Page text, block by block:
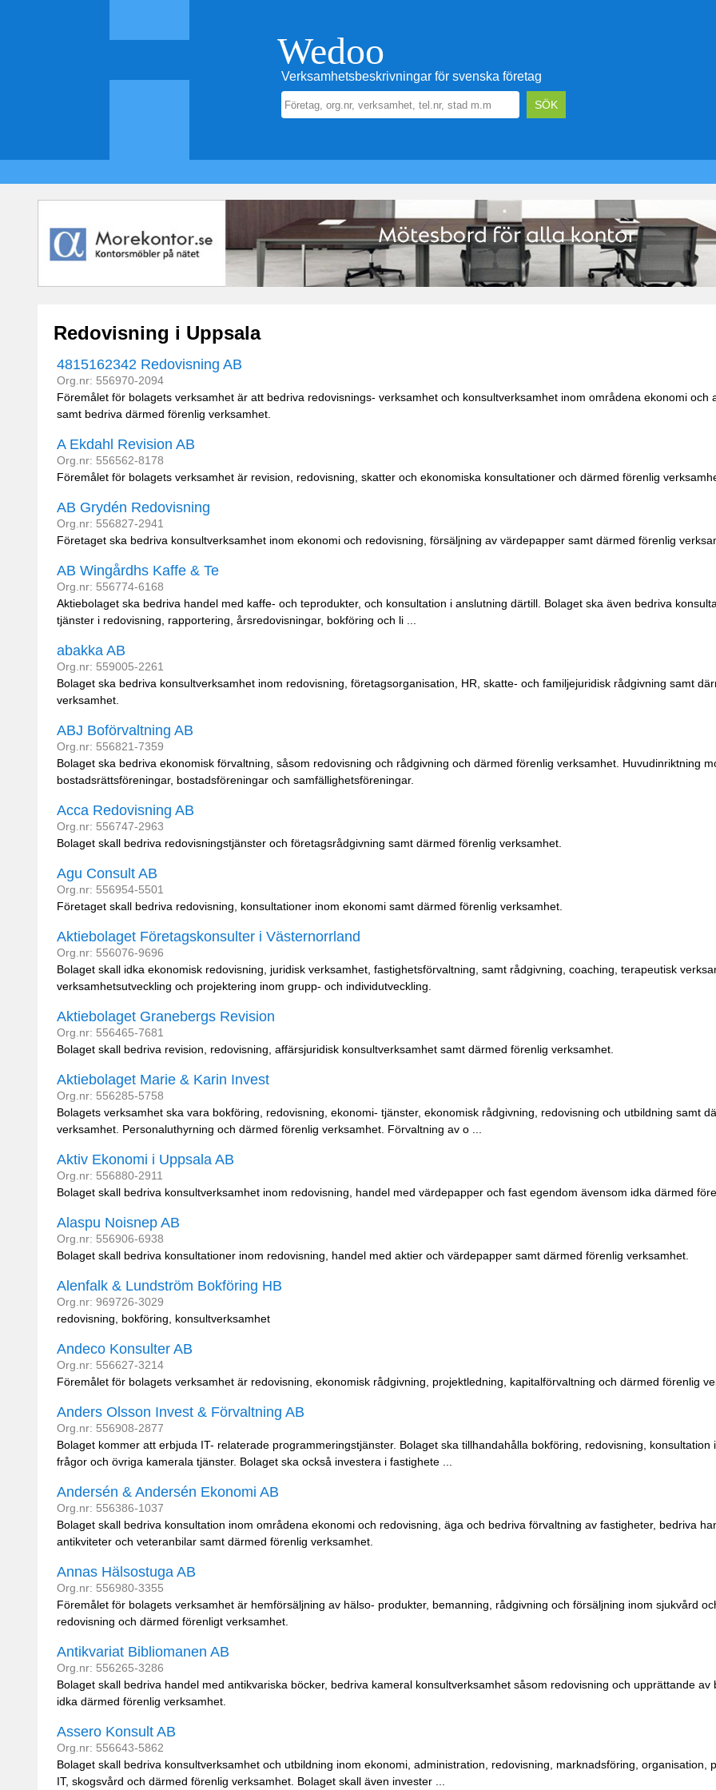
Wedoo
Verksamhetsbeskrivningar för svenska företag
Redovisning i Uppsala
4815162342 Redovisning AB
Org.nr: 556970-2094
Föremålet för bolagets verksamhet är att bedriva redovisnings- verksamhet och konsultverksamhet inom områdena ekonomi och
samt bedriva därmed förenlig verksamhet.
A Ekdahl Revision AB
Org.nr: 556562-8178
Föremålet för bolagets verksamhet är revision, redovisning, skatter och ekonomiska konsultationer och därmed förenlig
AB Grydén Redovisning
Org.nr: 556827-2941
Företaget ska bedriva konsultverksamhet inom ekonomi och redovisning, försäljning av värdepapper samt därmed förenlig
AB Wingårdhs Kaffe & Te
Org.nr: 556774-6168
Aktiebolaget ska bedriva handel med kaffe- och teprodukter, och konsultation i anslutning därtill. Bolaget ska även bedriva
tjänster i redovisning, rapportering, årsredovisningar, bokföring och li ...
abakka AB
Org.nr: 559005-2261
Bolaget ska bedriva konsultverksamhet inom redovisning, företagsorganisation, HR, skatte- och familjejuridisk rådgivning samt
verksamhet.
ABJ Boförvaltning AB
Org.nr: 556821-7359
Bolaget ska bedriva ekonomisk förvaltning, såsom redovisning och rådgivning och därmed förenlig verksamhet. Huvudinriktning
bostadsrättsföreningar, bostadsföreningar och samfällighetsföreningar.
Acca Redovisning AB
Org.nr: 556747-2963
Bolaget skall bedriva redovisningstjänster och företagsrådgivning samt därmed förenlig verksamhet.
Agu Consult AB
Org.nr: 556954-5501
Företaget skall bedriva redovisning, konsultationer inom ekonomi samt därmed förenlig verksamhet.
Aktiebolaget Företagskonsulter i Västernorrland
Org.nr: 556076-9696
Bolaget skall idka ekonomisk redovisning, juridisk verksamhet, fastighetsförvaltning, samt rådgivning, coaching, terapeutisk
verksamhetsutveckling och projektering inom grupp- och individutveckling.
Aktiebolaget Granebergs Revision
Org.nr: 556465-7681
Bolaget skall bedriva revision, redovisning, affärsjuridisk konsultverksamhet samt därmed förenlig verksamhet.
Aktiebolaget Marie & Karin Invest
Org.nr: 556285-5758
Bolagets verksamhet ska vara bokföring, redovisning, ekonomi- tjänster, ekonomisk rådgivning, redovisning och utbildning samt
verksamhet. Personaluthyrning och därmed förenlig verksamhet. Förvaltning av o ...
Aktiv Ekonomi i Uppsala AB
Org.nr: 556880-2911
Bolaget skall bedriva konsultverksamhet inom redovisning, handel med värdepapper och fast egendom ävensom idka därmed
Alaspu Noisnep AB
Org.nr: 556906-6938
Bolaget skall bedriva konsultationer inom redovisning, handel med aktier och värdepapper samt därmed förenlig verksamhet.
Alenfalk & Lundström Bokföring HB
Org.nr: 969726-3029
redovisning, bokföring, konsultverksamhet
Andeco Konsulter AB
Org.nr: 556627-3214
Föremålet för bolagets verksamhet är redovisning, ekonomisk rådgivning, projektledning, kapitalförvaltning och därmed förenlig
Anders Olsson Invest & Förvaltning AB
Org.nr: 556908-2877
Bolaget kommer att erbjuda IT- relaterade programmeringstjänster. Bolaget ska tillhandahålla bokföring, redovisning, konsultation
frågor och övriga kamerala tjänster. Bolaget ska också investera i fastighete ...
Andersén & Andersén Ekonomi AB
Org.nr: 556386-1037
Bolaget skall bedriva konsultation inom områdena ekonomi och redovisning, äga och bedriva förvaltning av fastigheter, bedriva
antikviteter och veteranbilar samt därmed förenlig verksamhet.
Annas Hälsostuga AB
Org.nr: 556980-3355
Föremålet för bolagets verksamhet är hemförsäljning av hälso- produkter, bemanning, rådgivning och försäljning inom sjukvård
redovisning och därmed förenligt verksamhet.
Antikvariat Bibliomanen AB
Org.nr: 556265-3286
Bolaget skall bedriva handel med antikvariska böcker, bedriva kameral konsultverksamhet såsom redovisning och upprättande av
idka därmed förenlig verksamhet.
Assero Konsult AB
Org.nr: 556643-5862
Bolaget skall bedriva konsultverksamhet och utbildning inom ekonomi, administration, redovisning, marknadsföring, organisation,
IT, skogsvård och därmed förenlig verksamhet. Bolaget skall även invester ...